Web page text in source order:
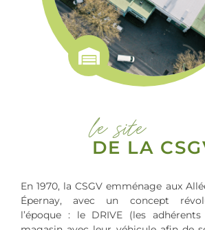
le site
DE LA
En 1970, la CSGV emménage aux
Épernay, avec un concept
l’époque : le DRIVE (les